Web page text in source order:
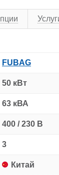
FUBAG
50 кВт
63 кВА
400 / 230 В
3
Китай